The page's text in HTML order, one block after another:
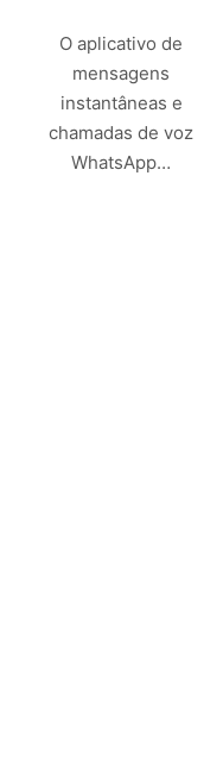
O aplicativo de
mensagens
instantâneas e
chamadas de voz
WhatsApp…